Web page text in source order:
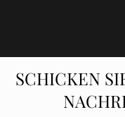
SCHICKEN